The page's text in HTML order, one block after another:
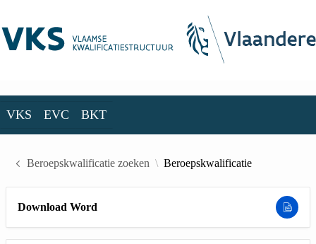
VKS EVC BKT
Beroepskwalificatie zoeken Beroepskwalificatie
Download Word